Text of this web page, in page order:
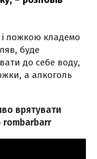
і ложкою кладемо
буде
до себе воду,
а алкоголь
врятувати
rombarbarr